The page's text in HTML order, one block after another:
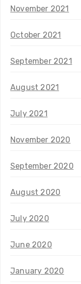
November 2021
October 2021
September 2021
August 2021
July 2021
November 2020
September 2020
August 2020
July 2020
June 2020
January 2020